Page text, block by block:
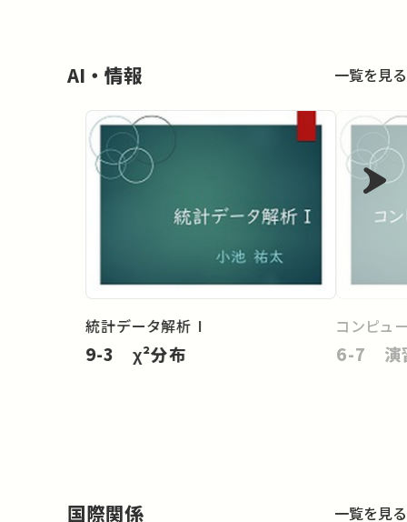
AI・情報 一覧を見る
統計データ解析 I
9-3 χ²分布
コンピュ
6-7 演
国際関係 一覧を見る